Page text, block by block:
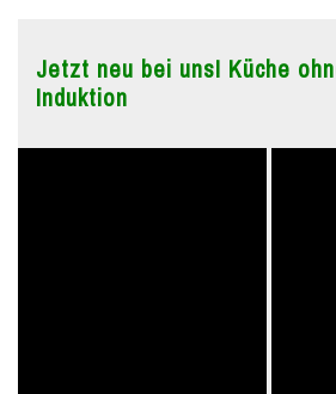
Jetzt neu bei uns! Küche
Induktion